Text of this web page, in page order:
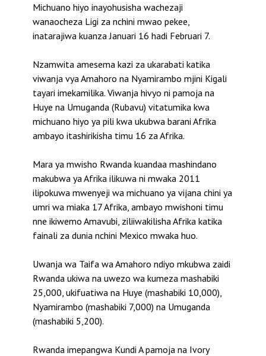
Michuano hiyo inayohusisha wachezaji
wanaocheza Ligi za nchini mwao pekee,
inatarajiwa kuanza Januari 16 hadi Februari 7.
Nzamwita amesema kazi za ukarabati katika
viwanja vya Amahoro na Nyamirambo mjini Kigali
tayari imekamilika. Viwanja hivyo ni pamoja na
Huye na Umuganda (Rubavu) vitatumika kwa
michuano hiyo ya pili kwa ukubwa barani Afrika
ambayo itashirikisha timu 16 za Afrika.
Mara ya mwisho Rwanda kuandaa mashindano
makubwa ya Afrika ilikuwa ni mwaka 2011
ilipokuwa mwenyeji wa michuano ya vijana chini ya
umri wa miaka 17 Afrika, ambayo mwishoni timu
nne ikiwemo Amavubi, ziliiwakilisha Afrika katika
fainali za dunia nchini Mexico mwaka huo.
Uwanja wa Taifa wa Amahoro ndiyo mkubwa zaidi
Rwanda ukiwa na uwezo wa kumeza mashabiki
25,000, ukifuatiwa na Huye (mashabiki 10,000),
Nyamirambo (mashabiki 7,000) na Umuganda
(mashabiki 5,200).
Rwanda imepangwa Kundi A pamoja na Ivory